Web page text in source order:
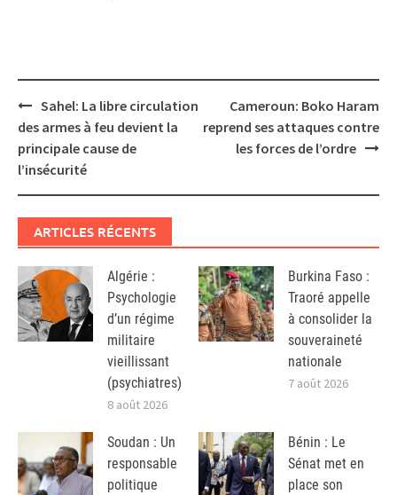
Post
navigation
Sahel: La libre circulation
des armes à feu devient la
principale cause de
l’insécurité
Cameroun: Boko Haram
reprend ses attaques contre
les forces de l’ordre
ARTICLES RÉCENTS
Algérie :
Psychologie
d’un régime
militaire
vieillissant
(psychiatres)
8 août 2026
Burkina Faso :
Traoré appelle
à consolider la
souveraineté
nationale
7 août 2026
Soudan : Un
responsable
politique
Bénin : Le
Sénat met en
place son